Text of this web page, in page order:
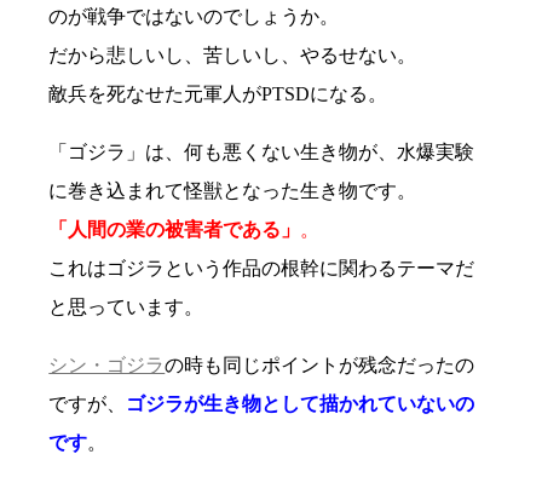
のが戦争ではないのでしょうか。
だから悲しいし、苦しいし、やるせない。
敵兵を死なせた元軍人がPTSDになる。
「ゴジラ」は、何も悪くない生き物が、水爆実験
に巻き込まれて怪獣となった生き物です。
「人間の業の被害者である」 。
これはゴジラという作品の根幹に関わるテーマだ
と思っています。
シン・ゴジラの時も同じポイントが残念だったの
ですが、
ゴジラが生き物として描かれていないの
です。